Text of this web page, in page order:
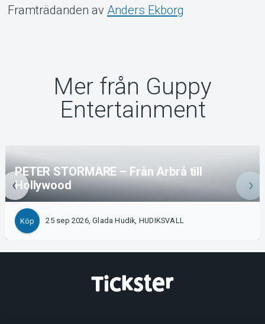
Framträdanden av Anders Ekborg
Mer från Guppy
Entertainment
PETER STORMARE – Från Arbrå till
Hollywood
Köp 25 sep 2026, Glada Hudik, HUDIKSVALL